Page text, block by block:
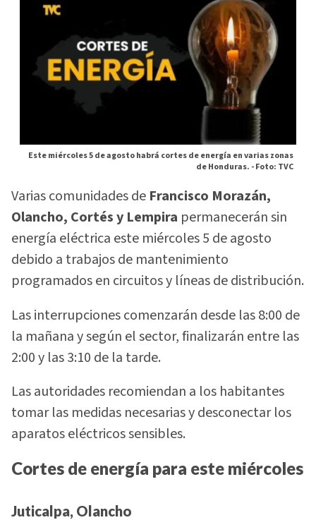
Este miércoles 5 de agosto habrá cortes de energía en varias zonas
de Honduras. -Foto: TVC
Varias comunidades de Francisco Morazán,
Olancho, Cortés y Lempira permanecerán sin
energía eléctrica este miércoles 5 de agosto
debido a trabajos de mantenimiento
programados en circuitos y líneas de distribución.
Las interrupciones comenzarán desde las 8:00 de
la mañana y según el sector, finalizarán entre las
2:00 y las 3:10 de la tarde.
Las autoridades recomiendan a los habitantes
tomar las medidas necesarias y desconectar los
aparatos eléctricos sensibles.
Cortes de energía para este miércoles
Juticalpa, Olancho